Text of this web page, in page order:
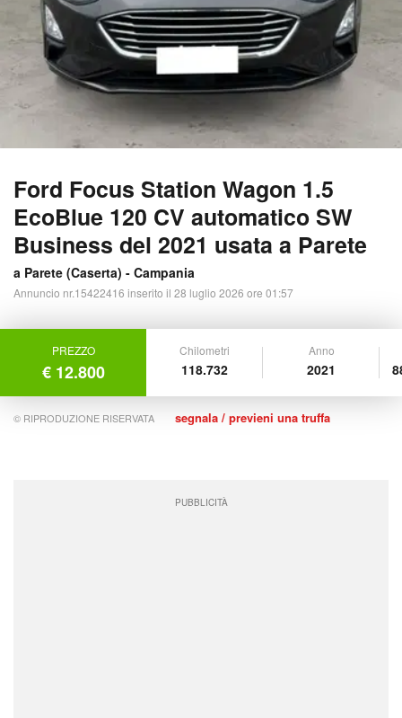
Ford Focus Station Wagon 1.5
EcoBlue 120 CV automatico SW
Business del 2021 usata a Parete
a Parete (Caserta) - Campania
Annuncio nr.15422416 inserito il 28 luglio 2026 ore 01:57
PREZZO
€ 12.800
Chilometri
118.732
Anno
2021
© RIPRODUZIONE RISERVATA segnala / previeni una truffa
PUBBLICITÀ